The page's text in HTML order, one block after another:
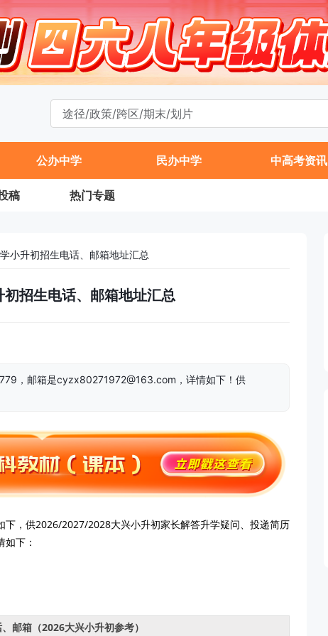
公办中学 民办中学 中高考资讯
稿 热门专题
小升初招生电话、邮箱地址汇总
初招生电话、邮箱地址汇总
，邮箱是cyzx80271972@163.com，详情如下！供
下，供2026/2027/2028大兴小升初家长解答升学疑问、投递简历
下：
邮箱（2026大兴小升初参考）